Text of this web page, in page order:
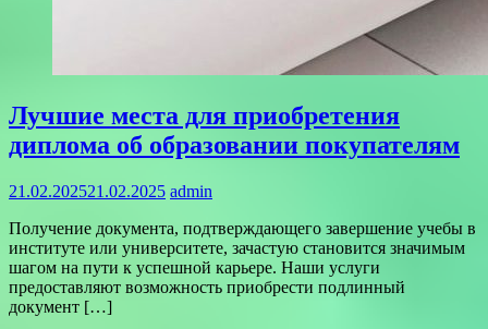
Лучшие места для приобретения
диплома об образовании покупателям
21.02.202521.02.2025 admin
Получение документа, подтверждающего завершение учебы в
институте или университете, зачастую становится значимым
шагом на пути к успешной карьере. Наши услуги
предоставляют возможность приобрести подлинный
документ […]